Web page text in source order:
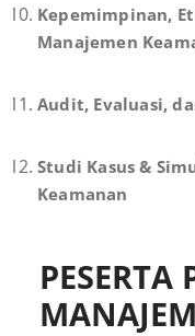
Kepemimpinan,
Manajemen
Audit, Evaluasi,
Studi Kasus &
Keamanan
PESERTA